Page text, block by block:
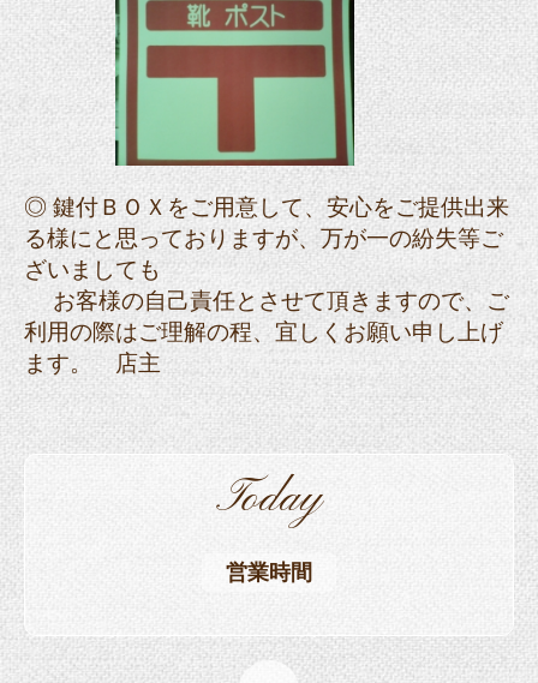
◎ 鍵付ＢＯＸをご用意して、安心をご提供出来
る様にと思っておりますが、万が一の紛失等ご
ざいましても
お客様の自己責任とさせて頂きますので、ご
利用の際はご理解の程、宜しくお願い申し上げ
ます。 店主
Today
営業時間